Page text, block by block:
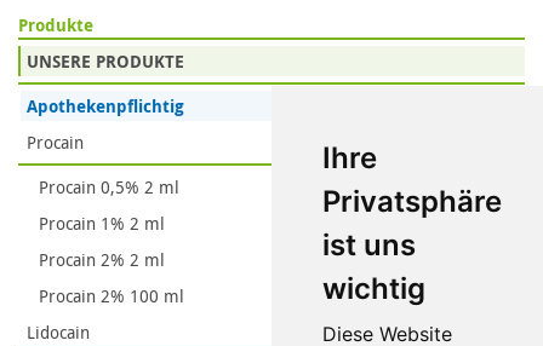
Ihre
Privatsphäre
ist uns
wichtig
Diese Website
Produkte
UNSERE PRODUKTE
Apothekenpflichtig
Procain
Procain 0,5% 2 ml
Procain 1% 2 ml
Procain 2% 2 ml
Procain 2% 100 ml
Lidocain